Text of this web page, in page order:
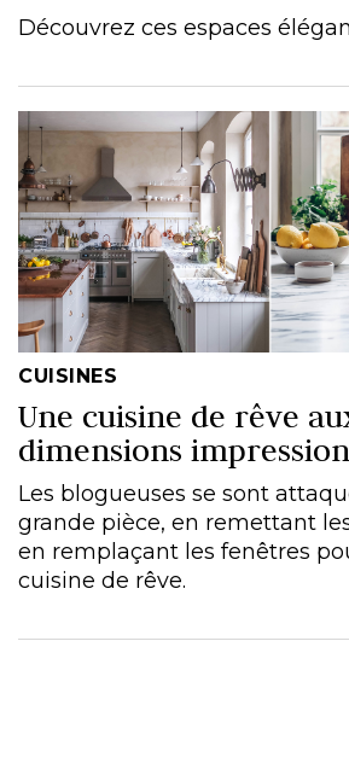
Découvrez ces espaces
CUISINES
Une cuisine de rêve
dimensions
Les blogueuses se sont
grande pièce, en remettant
en remplaçant les fenêtres
cuisine de rêve.